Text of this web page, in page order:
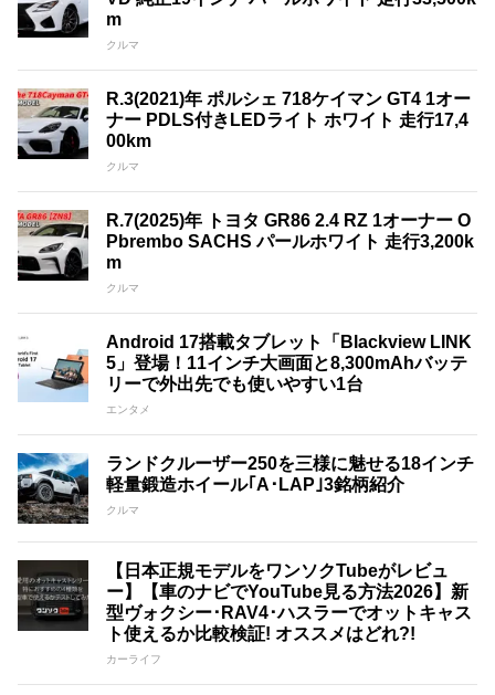
m
クルマ
R.3(2021)年 ポルシェ 718ケイマン GT4 1オー
ナー PDLS付きLEDライト ホワイト 走行17,4
00km
クルマ
R.7(2025)年 トヨタ GR86 2.4 RZ 1オーナー O
Pbrembo SACHS パールホワイト 走行3,200k
m
クルマ
Android 17搭載タブレット「Blackview LINK
5」登場！11インチ大画面と8,300mAhバッテ
リーで外出先でも使いやすい1台
エンタメ
ランドクルーザー250を三様に魅せる18インチ
軽量鍛造ホイール｢A･LAP｣3銘柄紹介
クルマ
【日本正規モデルをワンソクTubeがレビュ
ー】【車のナビでYouTube見る方法2026】新
型ヴォクシー･RAV4･ハスラーでオットキャス
ト使えるか比較検証! オススメはどれ?!
カーライフ